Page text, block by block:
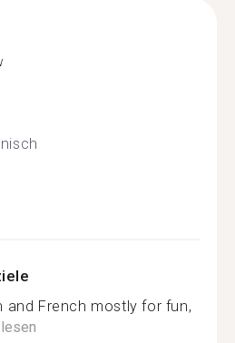
and French mostly for fun,